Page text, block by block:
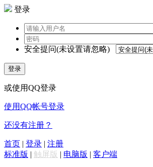
登录
安全提问(未设置请忽略)
登录
或使用QQ登录
使用QQ帐号登录
还没有注册？
首页 | 登录 | 注册
标准版 | 触屏版 | 电脑版 | 客户端